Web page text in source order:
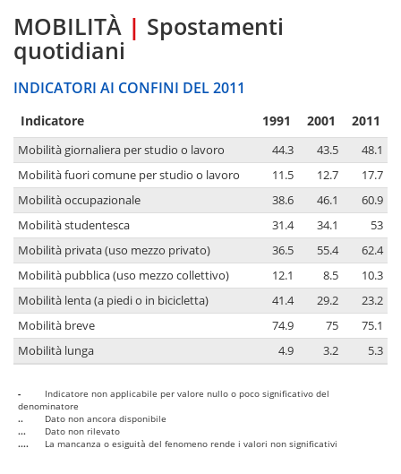
MOBILITÀ | Spostamenti
quotidiani
INDICATORI AI CONFINI DEL 2011
Indicatore 1991 2001 2011
Mobilità giornaliera per studio o lavoro 44.3 43.5
48.1
Mobilità fuori comune per studio o lavoro
11.5 12.7
17.7
Mobilità occupazionale
38.6 46.1
60.9
Mobilità studentesca
31.4 34.1
53
Mobilità privata (uso mezzo privato)
36.5 55.4
62.4
Mobilità pubblica (uso mezzo collettivo)
12.1 8.5
10.3
Mobilità lenta (a piedi o in bicicletta)
41.4 29.2
23.2
Mobilità breve
74.9 75
75.1
Mobilità lunga
4.9 3.2 5.3
-
Indicatore non applicabile per valore nullo o poco significativo del
denominatore
..
Dato non ancora disponibile
...
Dato non rilevato
....
La mancanza o esiguità del fenomeno rende i valori non significativi